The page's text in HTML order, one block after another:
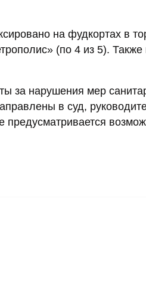
на фудкортах в
(по 4 из 5).
за нарушения мер
в суд,